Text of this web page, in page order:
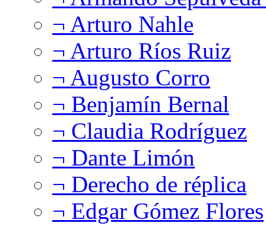
¬ Arturo Nahle
¬ Arturo Ríos Ruiz
¬ Augusto Corro
¬ Benjamín Bernal
¬ Claudia Rodríguez
¬ Dante Limón
¬ Derecho de réplica
¬ Edgar Gómez Flores